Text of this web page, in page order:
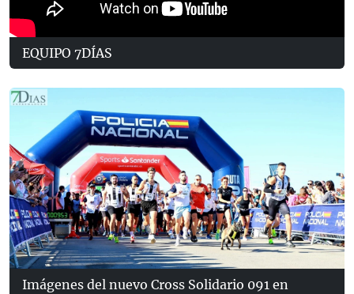
EQUIPO 7DÍAS
Imágenes del nuevo Cross Solidario 091 en